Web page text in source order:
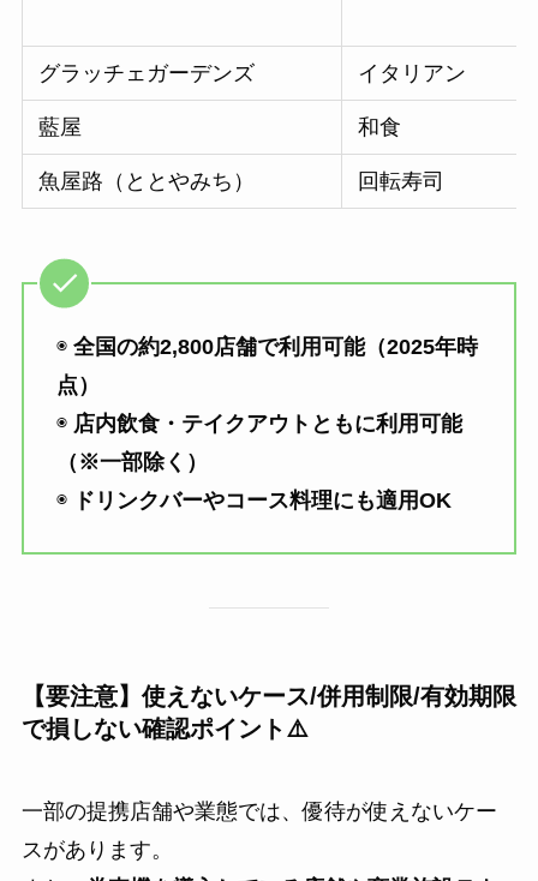
グラッチェガーデンズ イタリアン
藍屋 和食
魚屋路（ととやみち） 回転寿司
◉ 全国の約2,800店舗で利用可能（2025年時
点）
◉ 店内飲食・テイクアウトともに利用可能
（※一部除く）
◉ ドリンクバーやコース料理にも適用OK
【要注意】使えないケース/併用制限/有効期限
で損しない確認ポイント⚠️
一部の提携店舗や業態では、優待が使えないケー
スがあります。